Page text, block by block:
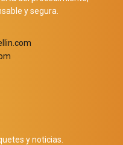
y segura.
y noticias.